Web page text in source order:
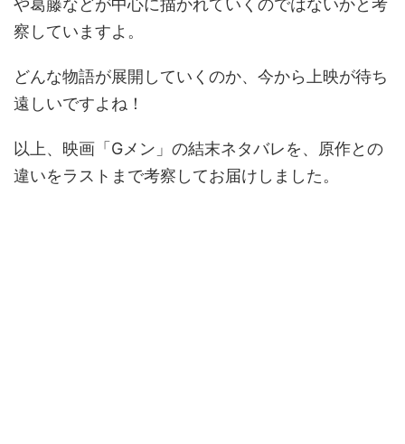
や葛藤などが中心に描かれていくのではないかと考
察していますよ。
どんな物語が展開していくのか、今から上映が待ち
遠しいですよね！
以上、映画「Gメン」の結末ネタバレを、原作との
違いをラストまで考察してお届けしました。